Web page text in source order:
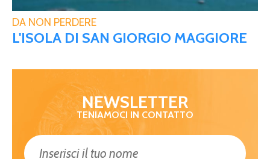
DA NON PERDERE
L'ISOLA DI SAN GIORGIO MAGGIORE
NEWSLETTER
TENIAMOCI IN CONTATTO